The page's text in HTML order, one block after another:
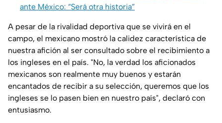
ante México: “Será otra historia”
A pesar de la rivalidad deportiva que se vivirá en el
campo, el mexicano mostró la calidez característica de
nuestra afición al ser consultado sobre el recibimiento a
los ingleses en el país. "No, la verdad los aficionados
mexicanos son realmente muy buenos y estarán
encantados de recibir a su selección, queremos que los
ingleses se lo pasen bien en nuestro país", declaró con
entusiasmo.